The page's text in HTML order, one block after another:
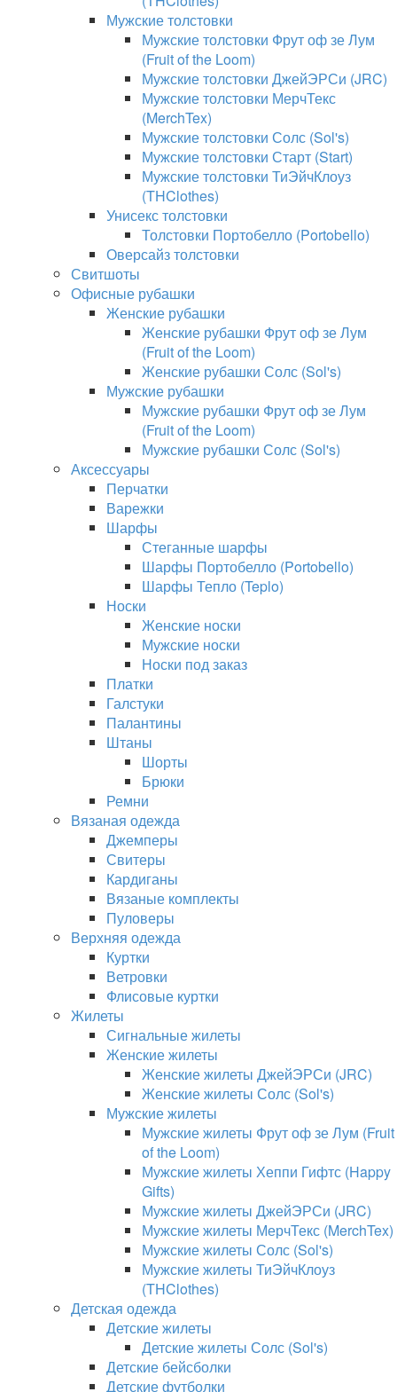
Мужские толстовки
Мужские толстовки Фрут оф зе Лум
(Fruit of the Loom)
Мужские толстовки ДжейЭРСи (JRC)
Мужские толстовки МерчТекс
(MerchTex)
Мужские толстовки Солс (Sol's)
Мужские толстовки Старт (Start)
Мужские толстовки ТиЭйчКлоуз
(THClothes)
Унисекс толстовки
Толстовки Портобелло (Portobello)
Оверсайз толстовки
Свитшоты
Офисные рубашки
Женские рубашки
Женские рубашки Фрут оф зе Лум
(Fruit of the Loom)
Женские рубашки Солс (Sol's)
Мужские рубашки
Мужские рубашки Фрут оф зе Лум
(Fruit of the Loom)
Мужские рубашки Солс (Sol's)
Аксессуары
Перчатки
Варежки
Шарфы
Стеганные шарфы
Шарфы Портобелло (Portobello)
Шарфы Тепло (Teplo)
Носки
Женские носки
Мужские носки
Носки под заказ
Платки
Галстуки
Палантины
Штаны
Шорты
Брюки
Ремни
Вязаная одежда
Джемперы
Свитеры
Кардиганы
Вязаные комплекты
Пуловеры
Верхняя одежда
Куртки
Ветровки
Флисовые куртки
Жилеты
Сигнальные жилеты
Женские жилеты
Женские жилеты ДжейЭРСи (JRC)
Женские жилеты Солс (Sol's)
Мужские жилеты
Мужские жилеты Фрут оф зе Лум (Fruit
of the Loom)
Мужские жилеты Хеппи Гифтс (Happy
Gifts)
Мужские жилеты ДжейЭРСи (JRC)
Мужские жилеты МерчТекс (MerchTex)
Мужские жилеты Солс (Sol's)
Мужские жилеты ТиЭйчКлоуз
(THClothes)
Детская одежда
Детские жилеты
Детские жилеты Солс (Sol's)
Детские бейсболки
Детские футболки